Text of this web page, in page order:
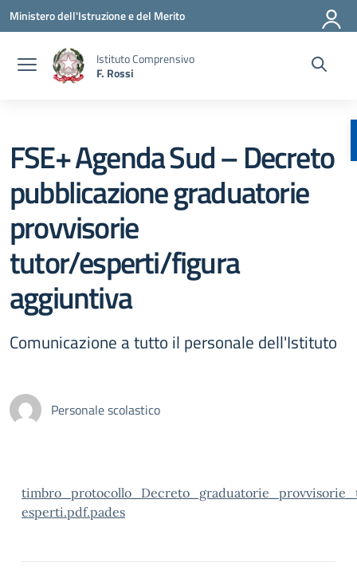
Vai ai contenuti
Vai al menu di navigazione
Vai al footer
Ministero dell'Istruzione e del Merito
Istituto Comprensivo
F. Rossi
FSE+ Agenda Sud – Decreto
pubblicazione graduatorie
provvisorie
tutor/esperti/figura
aggiuntiva
Comunicazione a tutto il personale dell'Istituto
Personale scolastico
esperti.pdf.pades